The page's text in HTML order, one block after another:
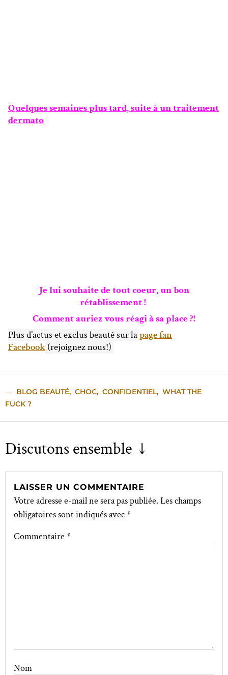
Quelques semaines plus tard, suite à un traitement
dermato
Je lui souhaite de tout coeur, un bon
rétablissement !
Comment auriez vous réagi à sa place ?!
Plus d’actus et exclus beauté sur lapage fan
Facebook (rejoignez nous!)
→ BLOG BEAUTÉ, CHOC, CONFIDENTIEL, WHAT THE
FUCK ?
Discutons ensemble ↓
LAISSER UN COMMENTAIRE
Votre adresse e-mail ne sera pas publiée. Les champs
obligatoires sont indiqués avec*
Commentaire *
Nom